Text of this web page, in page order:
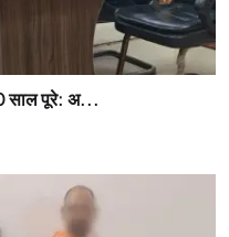
साल पूरे: अ...